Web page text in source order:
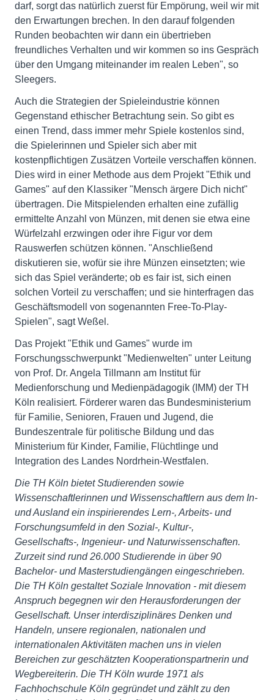
darf, sorgt das natürlich zuerst für Empörung, weil wir mit
den Erwartungen brechen. In den darauf folgenden
Runden beobachten wir dann ein übertrieben
freundliches Verhalten und wir kommen so ins Gespräch
über den Umgang miteinander im realen Leben", so
Sleegers.
Auch die Strategien der Spieleindustrie können
Gegenstand ethischer Betrachtung sein. So gibt es
einen Trend, dass immer mehr Spiele kostenlos sind,
die Spielerinnen und Spieler sich aber mit
kostenpflichtigen Zusätzen Vorteile verschaffen können.
Dies wird in einer Methode aus dem Projekt "Ethik und
Games" auf den Klassiker "Mensch ärgere Dich nicht"
übertragen. Die Mitspielenden erhalten eine zufällig
ermittelte Anzahl von Münzen, mit denen sie etwa eine
Würfelzahl erzwingen oder ihre Figur vor dem
Rauswerfen schützen können. "Anschließend
diskutieren sie, wofür sie ihre Münzen einsetzten; wie
sich das Spiel veränderte; ob es fair ist, sich einen
solchen Vorteil zu verschaffen; und sie hinterfragen das
Geschäftsmodell von sogenannten Free-To-Play-
Spielen", sagt Weßel.
Das Projekt "Ethik und Games" wurde im
Forschungsschwerpunkt "Medienwelten" unter Leitung
von Prof. Dr. Angela Tillmann am Institut für
Medienforschung und Medienpädagogik (IMM) der TH
Köln realisiert. Förderer waren das Bundesministerium
für Familie, Senioren, Frauen und Jugend, die
Bundeszentrale für politische Bildung und das
Ministerium für Kinder, Familie, Flüchtlinge und
Integration des Landes Nordrhein-Westfalen.
Die TH Köln bietet Studierenden sowie
Wissenschaftlerinnen und Wissenschaftlern aus dem In-
und Ausland ein inspirierendes Lern-, Arbeits- und
Forschungsumfeld in den Sozial-, Kultur-,
Gesellschafts-, Ingenieur- und Naturwissenschaften.
Zurzeit sind rund 26.000 Studierende in über 90
Bachelor- und Masterstudiengängen eingeschrieben.
Die TH Köln gestaltet Soziale Innovation - mit diesem
Anspruch begegnen wir den Herausforderungen der
Gesellschaft. Unser interdisziplinäres Denken und
Handeln, unsere regionalen, nationalen und
internationalen Aktivitäten machen uns in vielen
Bereichen zur geschätzten Kooperationspartnerin und
Wegbereiterin. Die TH Köln wurde 1971 als
Fachhochschule Köln gegründet und zählt zu den